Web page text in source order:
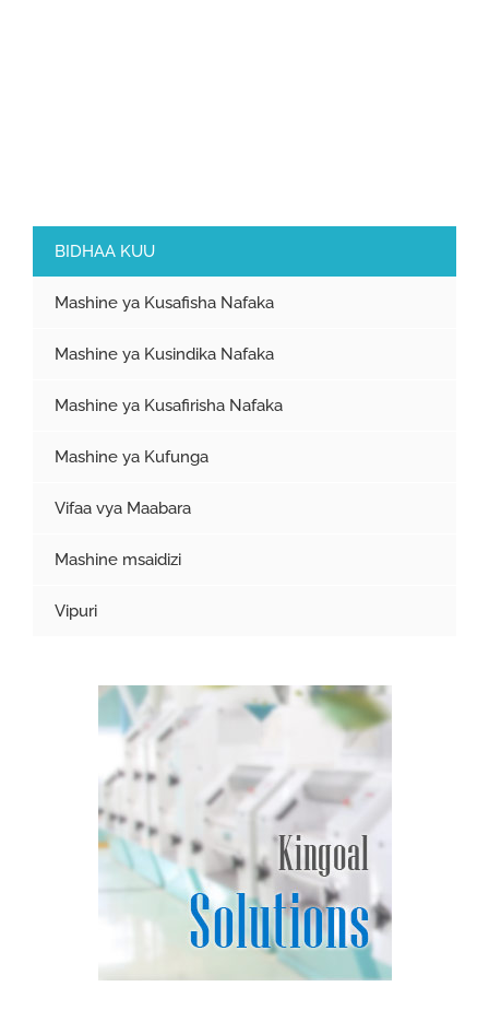
BIDHAA KUU
Mashine ya Kusafisha Nafaka
Mashine ya Kusindika Nafaka
Mashine ya Kusafirisha Nafaka
Mashine ya Kufunga
Vifaa vya Maabara
Mashine msaidizi
Vipuri